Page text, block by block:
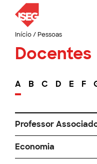
Início/ Pessoas
Docentes
A B C D E F
Professor
Economia